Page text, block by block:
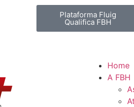
Plataforma Fluig
Qualifica FBH
Home
A FBH